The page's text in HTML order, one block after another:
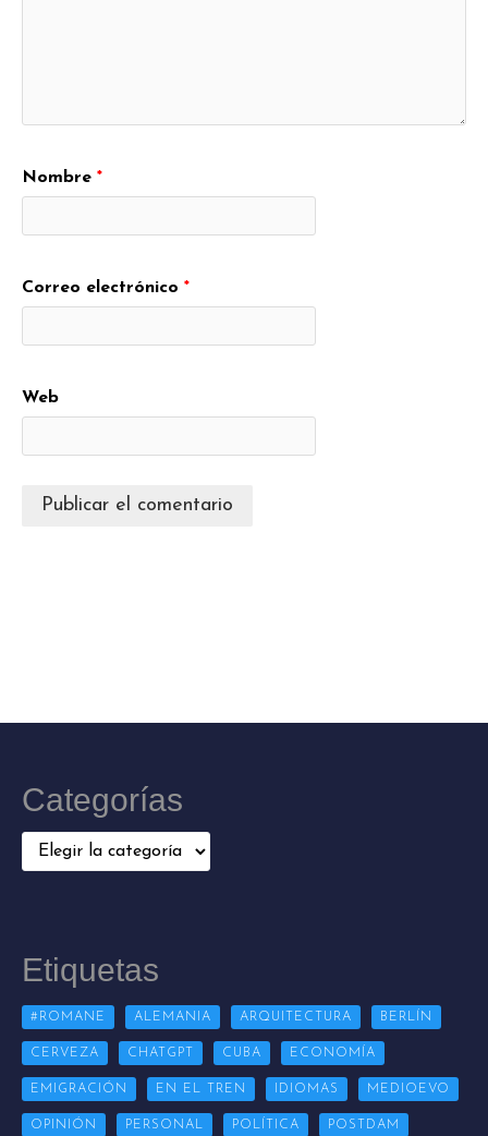
Nombre *
Correo electrónico *
Web
Categorías
Categorías
Etiquetas
#ROMANE ALEMANIA ARQUITECTURA BERLÍN
CERVEZA CHATGPT CUBA ECONOMÍA
EMIGRACIÓN EN EL TREN IDIOMAS MEDIOEVO
OPINIÓN PERSONAL POLÍTICA POSTDAM